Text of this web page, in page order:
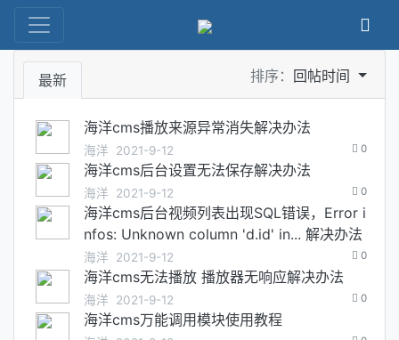
最新 排序： 回帖时间
海洋cms播放来源异常消失解决办法
海洋 2021-9-12 0
海洋cms后台设置无法保存解决办法
海洋 2021-9-12 0
海洋cms后台视频列表出现SQL错误，Error i
nfos: Unknown column 'd.id' in... 解决办法
海洋 2021-9-12 0
海洋cms无法播放 播放器无响应解决办法
海洋 2021-9-12 0
海洋cms万能调用模块使用教程